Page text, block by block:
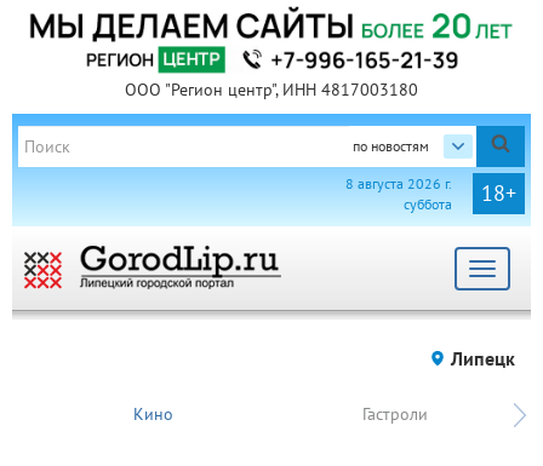
ООО "Регион центр", ИНН 4817003180
по новостям
18+
8 августа 2026 г.
суббота
Toggle
Липецк
Кино Гастроли